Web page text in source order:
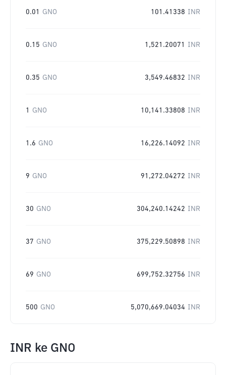
0.01 GNO 101.41338 INR
0.15 GNO 1,521.20071 INR
0.35 GNO 3,549.46832 INR
1 GNO 10,141.33808 INR
1.6 GNO 16,226.14092 INR
9 GNO 91,272.04272 INR
30 GNO 304,240.14242 INR
37 GNO 375,229.50898 INR
69 GNO 699,752.32756 INR
500 GNO 5,070,669.04034 INR
INR ke GNO